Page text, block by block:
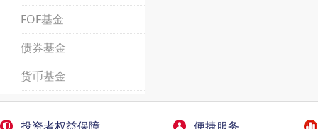
FOF基金
债券基金
货币基金